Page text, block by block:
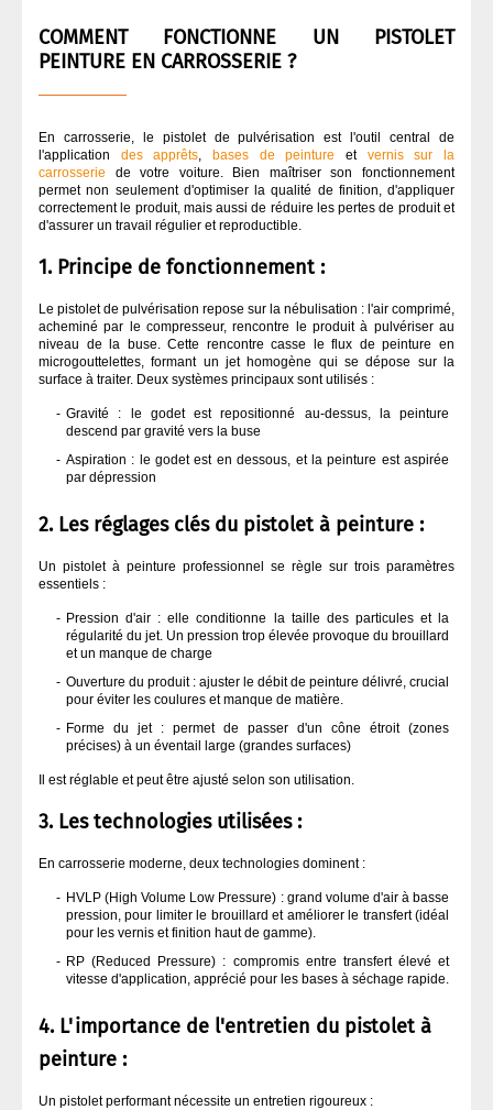
QUI SOMMES NOUS ?ASPIRATION CARROSSERIE
COLLES
DÉGRAISSANT CARROSSERIE
FINITION
MASQUAGE CARROSSERIE
OUTILLAGE À MAIN
PEINTURE
PONÇAGE CARROSSERIE
PULVÉRISATION
COMMENT FONCTIONNE UN PISTOLET
PEINTURE EN CARROSSERIE ?
En carrosserie, le pistolet de pulvérisation est l'outil central de
l'application des apprêts, bases de peinture et vernis sur la
carrosserie de votre voiture. Bien maîtriser son fonctionnement
permet non seulement d'optimiser la qualité de finition, d'appliquer
correctement le produit, mais aussi de réduire les pertes de produit et
d'assurer un travail régulier et reproductible.
1. Principe de fonctionnement :
Le pistolet de pulvérisation repose sur la nébulisation : l'air comprimé,
acheminé par le compresseur, rencontre le produit à pulvériser au
niveau de la buse. Cette rencontre casse le flux de peinture en
microgouttelettes, formant un jet homogène qui se dépose sur la
surface à traiter. Deux systèmes principaux sont utilisés :
Gravité : le godet est repositionné au-dessus, la peinture
descend par gravité vers la buse
Aspiration : le godet est en dessous, et la peinture est aspirée
par dépression
2. Les réglages clés du pistolet à peinture :
Un pistolet à peinture professionnel se règle sur trois paramètres
essentiels :
Pression d'air : elle conditionne la taille des particules et la
régularité du jet. Un pression trop élevée provoque du brouillard
et un manque de charge
Ouverture du produit : ajuster le débit de peinture délivré, crucial
pour éviter les coulures et manque de matière.
Forme du jet : permet de passer d'un cône étroit (zones
précises) à un éventail large (grandes surfaces)
Il est réglable et peut être ajusté selon son utilisation.
3. Les technologies utilisées :
En carrosserie moderne, deux technologies dominent :
HVLP (High Volume Low Pressure) : grand volume d'air à basse
pression, pour limiter le brouillard et améliorer le transfert (idéal
pour les vernis et finition haut de gamme).
RP (Reduced Pressure) : compromis entre transfert élevé et
vitesse d'application, apprécié pour les bases à séchage rapide.
4. L'importance de l'entretien du pistolet à
peinture :
Un pistolet performant nécessite un entretien rigoureux :